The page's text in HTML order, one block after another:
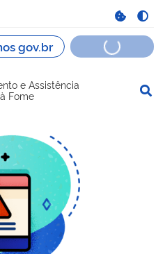
e Assistência
Fome